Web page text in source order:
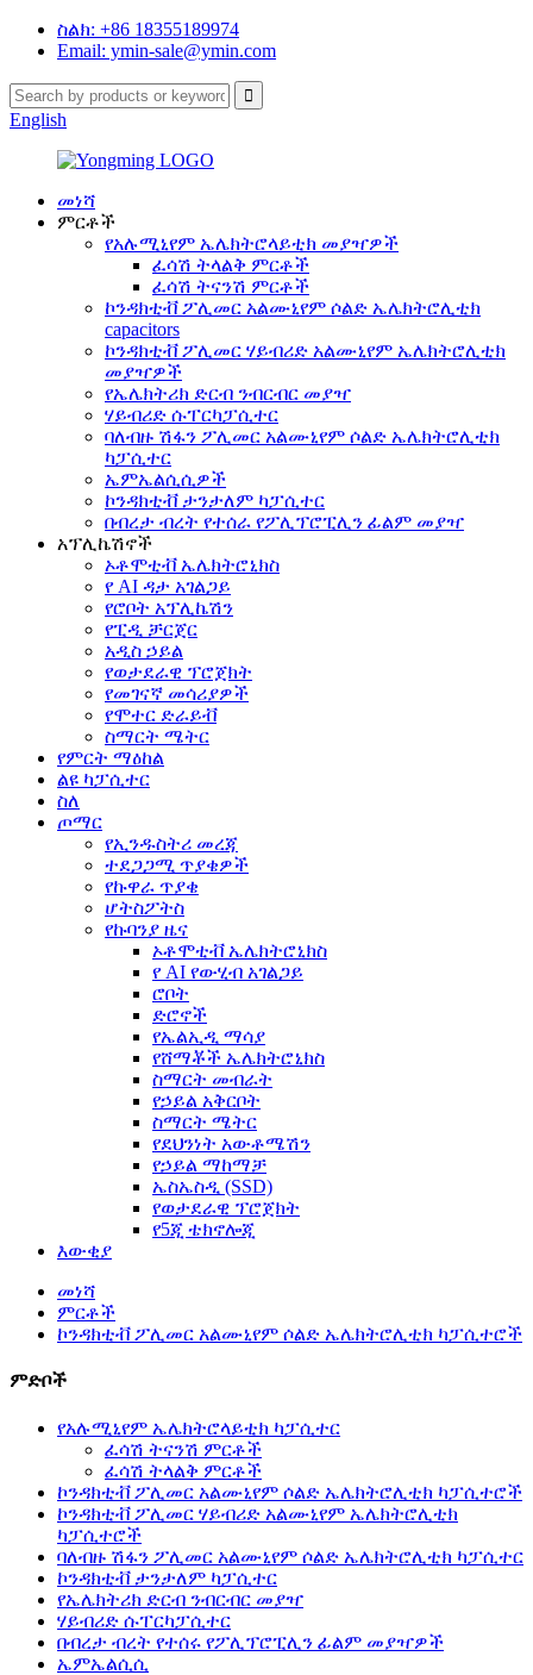
ስልክ: +86 18355189974
Email: ymin-sale@ymin.com
English
መነሻ
ምርቶች
የአሉሚኒየም ኤሌክትሮላይቲክ መያዣዎች
ፈሳሽ ትላልቅ ምርቶች
ፈሳሽ ትናንሽ ምርቶች
ኮንዳክቲቭ ፖሊመር አልሙኒየም ሶልድ ኤሌክትሮሊቲክ
capacitors
ኮንዳክቲቭ ፖሊመር ሃይብሪድ አልሙኒየም ኤሌክትሮሊቲክ
መያዣዎች
የኤሌክትሪክ ድርብ ንብርብር መያዣ
ሃይብሪድ ሱፐርካፓሲተር
ባለብዙ ሽፋን ፖሊመር አልሙኒየም ሶልድ ኤሌክትሮሊቲክ
ካፓሲተር
ኤምኤልሲሲዎች
ኮንዳክቲቭ ታንታለም ካፓሲተር
በብረታ ብረት የተሰራ የፖሊፕሮፒሊን ፊልም መያዣ
አፕሊኬሽኖች
ኦቶሞቲቭ ኤሌክትሮኒክስ
የ AI ዳታ አገልጋይ
የሮቦት አፕሊኬሽን
የፒዲ ቻርጀር
አዲስ ኃይል
የወታደራዊ ፕሮጀክት
የመገናኛ መሳሪያዎች
የሞተር ድራይቭ
ስማርት ሜትር
የምርት ማዕከል
ልዩ ካፓሲተር
ስለ
ጦማር
የኢንዱስትሪ መረጃ
ተደጋጋሚ ጥያቄዎች
የኩዋራ ጥያቄ
ሆትስፖትስ
የኩባንያ ዜና
ኦቶሞቲቭ ኤሌክትሮኒክስ
የ AI የውሂብ አገልጋይ
ሮቦት
ድሮኖች
የኤልኢዲ ማሳያ
የሸማቾች ኤሌክትሮኒክስ
ስማርት መብራት
የኃይል አቅርቦት
ስማርት ሜትር
የደህንነት አውቶሜሽን
የኃይል ማከማቻ
ኤስኤስዲ (SSD)
የወታደራዊ ፕሮጀክት
የ5ጂ ቴክኖሎጂ
እውቂያ
መነሻ
ምርቶች
ኮንዳክቲቭ ፖሊመር አልሙኒየም ሶልድ ኤሌክትሮሊቲክ ካፓሲተሮች
ምድቦች
የአሉሚኒየም ኤሌክትሮላይቲክ ካፓሲተር
ፈሳሽ ትናንሽ ምርቶች
ፈሳሽ ትላልቅ ምርቶች
ኮንዳክቲቭ ፖሊመር አልሙኒየም ሶልድ ኤሌክትሮሊቲክ ካፓሲተሮች
ኮንዳክቲቭ ፖሊመር ሃይብሪድ አልሙኒየም ኤሌክትሮሊቲክ
ካፓሲተሮች
ባለብዙ ሽፋን ፖሊመር አልሙኒየም ሶልድ ኤሌክትሮሊቲክ ካፓሲተር
ኮንዳክቲቭ ታንታለም ካፓሲተር
የኤሌክትሪክ ድርብ ንብርብር መያዣ
ሃይብሪድ ሱፐርካፓሲተር
በብረታ ብረት የተሰሩ የፖሊፕሮፒሊን ፊልም መያዣዎች
ኤምኤልሲሲ